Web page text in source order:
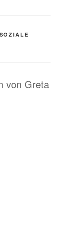
SOZIALE
von Greta